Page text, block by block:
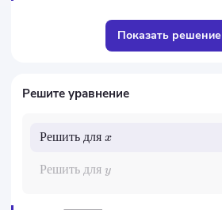
Показать решение
Решите уравнение
Решить для x
Решить для y